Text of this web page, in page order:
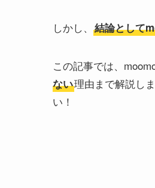
しかし、 結論として
この記事では、
ない理由まで解説し
い！